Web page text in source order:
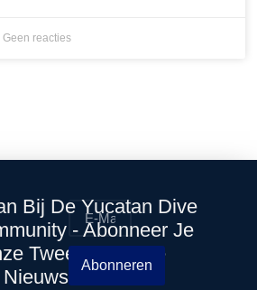
Geen reacties
Bij De Yucatan Dive
- Abonneer Je
Tweewekelijkse
Nieuwsbrief
Abonneren